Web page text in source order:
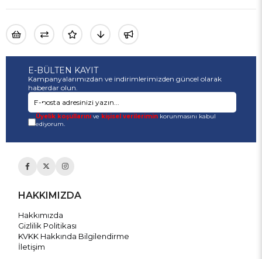
E-BÜLTEN KAYIT
Kampanyalarımızdan ve indirimlerimizden güncel olarak
haberdar olun.
Üyelik koşullarınıve kişisel verileriminkorunmasını kabul
ediyorum.
HAKKIMIZDA
Hakkımızda
Gizlilik Politikası
KVKK Hakkında Bilgilendirme
İletişim